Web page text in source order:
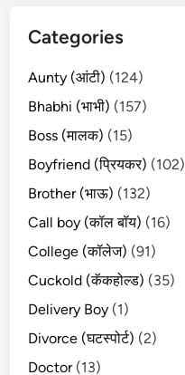
Categories
Aunty (आंटी) (124)
Bhabhi (भाभी) (157)
Boss (मालक) (15)
Boyfriend (प्रियकर) (102)
Brother (भाऊ) (132)
Call boy (कॉल बॉय) (16)
College (कॉलेज) (91)
Cuckold (कॅकहोल्ड) (35)
Delivery Boy (1)
Divorce (घटस्पोर्ट) (2)
Doctor(13)